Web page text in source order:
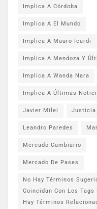
Implica A Córdoba
Implica A El Mundo
Implica A Mauro Icardi
Implica A Mendoza Y
Implica A Wanda Nara
Implica A Últimas
Javier Milei Justicia
Leandro Paredes
Mercado Cambiario
Mercado De Pases
No Hay Términos
Coincidan Con Los
Hay Términos